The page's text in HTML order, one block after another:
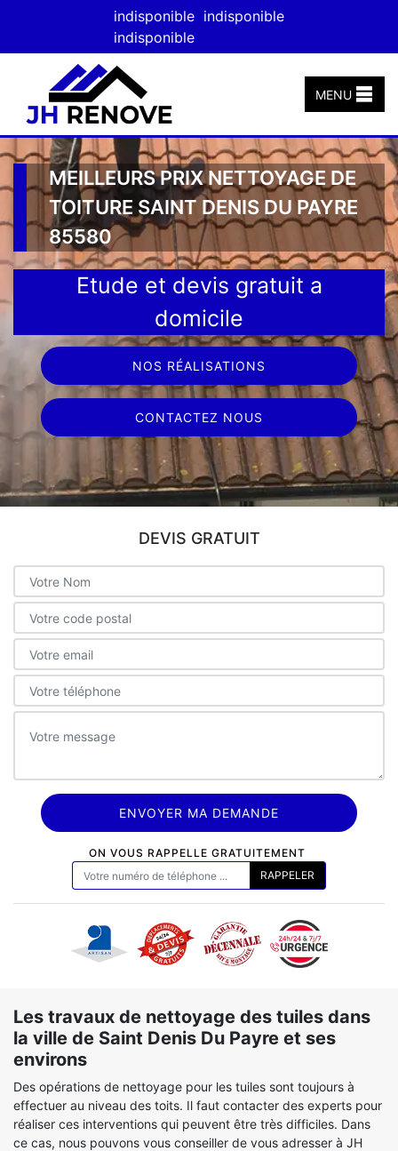
indisponible indisponible
indisponible
MENU
MEILLEURS PRIX NETTOYAGE DE
TOITURE SAINT DENIS DU PAYRE
85580
Etude et devis gratuit a
domicile
NOS RÉALISATIONS
CONTACTEZ NOUS
DEVIS GRATUIT
ON VOUS RAPPELLE GRATUITEMENT
Les travaux de nettoyage des tuiles dans
la ville de Saint Denis Du Payre et ses
environs
Des opérations de nettoyage pour les tuiles sont toujours à
effectuer au niveau des toits. Il faut contacter des experts pour
réaliser ces interventions qui peuvent être très difficiles. Dans
ce cas, nous pouvons vous conseiller de vous adresser à JH